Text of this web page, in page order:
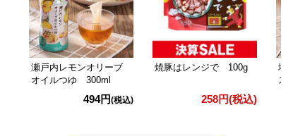
瀬戸内レモンオリーブ
オイルつゆ 300ml
494円(税込)
焼豚はレンジで 100g
258円(税込)
塩
ス